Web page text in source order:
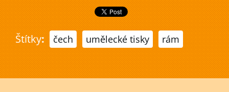
Štítky: čech umělecké tisky rám